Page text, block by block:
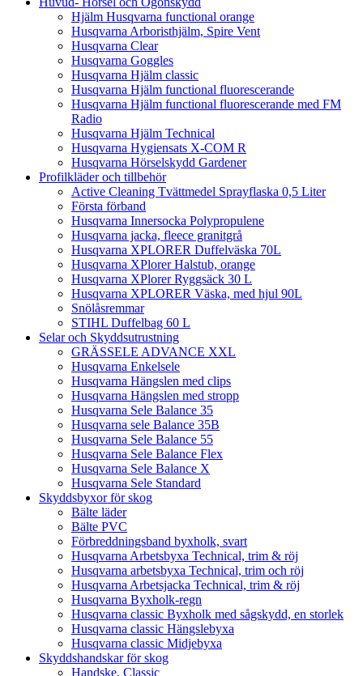
Hjälm Husqvarna functional orange
Husqvarna Arboristhjälm, Spire Vent
Husqvarna Clear
Husqvarna Goggles
Husqvarna Hjälm classic
Husqvarna Hjälm functional fluorescerande
Husqvarna Hjälm functional fluorescerande med FM
Radio
Husqvarna Hjälm Technical
Husqvarna Hygiensats X-COM R
Husqvarna Hörselskydd Gardener
Profilkläder och tillbehör
Active Cleaning Tvättmedel Sprayflaska 0,5 Liter
Första förband
Husqvarna Innersocka Polypropulene
Husqvarna jacka, fleece granitgrå
Husqvarna XPLORER Duffelväska 70L
Husqvarna XPlorer Halstub, orange
Husqvarna XPlorer Ryggsäck 30 L
Husqvarna XPLORER Väska, med hjul 90L
Snölåsremmar
STIHL Duffelbag 60 L
Selar och Skyddsutrustning
GRÄSSELE ADVANCE XXL
Husqvarna Enkelsele
Husqvarna Hängslen med clips
Husqvarna Hängslen med stropp
Husqvarna Sele Balance 35
Husqvarna sele Balance 35B
Husqvarna Sele Balance 55
Husqvarna Sele Balance Flex
Husqvarna Sele Balance X
Husqvarna Sele Standard
Skyddsbyxor för skog
Bälte läder
Bälte PVC
Förbreddningsband byxholk, svart
Husqvarna Arbetsbyxa Technical, trim & röj
Husqvarna arbetsbyxa Technical, trim och röj
Husqvarna Arbetsjacka Technical, trim & röj
Husqvarna Byxholk-regn
Husqvarna classic Byxholk med sågskydd, en storlek
Husqvarna classic Hängslebyxa
Husqvarna classic Midjebyxa
Skyddshandskar för skog
Handske, Classic